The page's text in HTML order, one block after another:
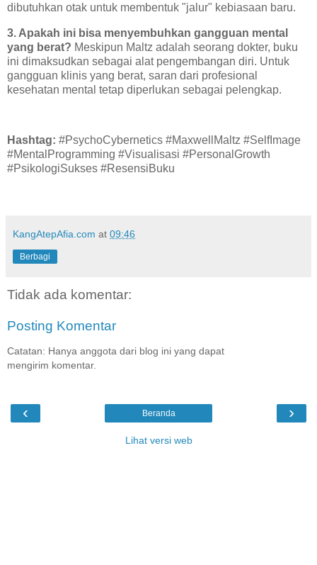
dibutuhkan otak untuk membentuk "jalur" kebiasaan baru.
3. Apakah ini bisa menyembuhkan gangguan mental
yang berat? Meskipun Maltz adalah seorang dokter, buku
ini dimaksudkan sebagai alat pengembangan diri. Untuk
gangguan klinis yang berat, saran dari profesional
kesehatan mental tetap diperlukan sebagai pelengkap.
Hashtag: #PsychoCybernetics #MaxwellMaltz #SelfImage
#MentalProgramming #Visualisasi #PersonalGrowth
#PsikologiSukses #ResensiBuku
KangAtepAfia.com at 09:46
Berbagi
Tidak ada komentar:
Posting Komentar
Catatan: Hanya anggota dari blog ini yang dapat
mengirim komentar.
‹ ›
Beranda
Lihat versi web